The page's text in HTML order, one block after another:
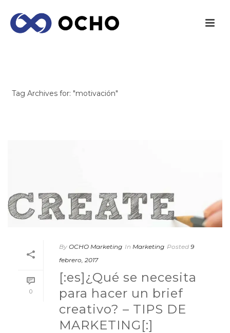
Tag Archives for: "motivación"
0
By OCHO Marketing In Marketing Posted 9
febrero, 2017
[:es]¿Qué se necesita
para hacer un brief
creativo? – TIPS DE
MARKETING[:]